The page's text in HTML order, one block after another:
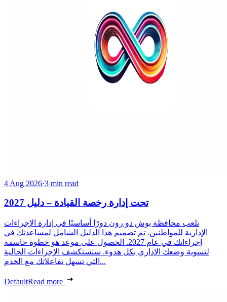
4 Aug 2026·3 min read
تحت إدارة رخصة القيادة – دليل 2027
تلعب محافظة بوش دو رون دورًا أساسيًا في إدارة الإجراءات
الإدارية للمواطنين. تم تصميم هذا الدليل الشامل لمساعدتك في
إجراءاتك في عام 2027. الحصول على موعد هو خطوة حاسمة
لتسوية وضعك الإداري بكل هدوء. سنستكشف الإجراءات الحالية
التي تسهل تفاعلاتك مع الخدم...
DefaultRead more